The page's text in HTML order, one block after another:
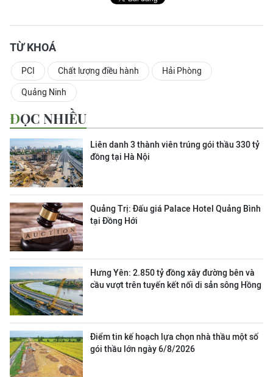
TỪ KHOÁ
PCI Chất lượng điều hành Hải Phòng
Quảng Ninh
ĐỌC NHIỀU
Liên danh 3 thành viên trúng gói thầu 330 tỷ
đồng tại Hà Nội
Quảng Trị: Đấu giá Palace Hotel Quảng Bình
tại Đồng Hới
Hưng Yên: 2.850 tỷ đồng xây đường bên và
cầu vượt trên tuyến kết nối di sản sông Hồng
Điểm tin kế hoạch lựa chọn nhà thầu một số
gói thầu lớn ngày 6/8/2026